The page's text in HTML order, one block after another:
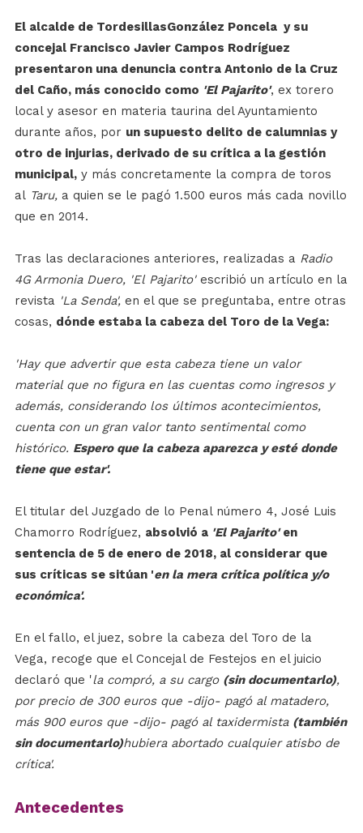
El alcalde de TordesillasGonzález Poncela y su
concejal Francisco Javier Campos Rodríguez
presentaron una denuncia contra Antonio de la Cruz
del Caño, más conocido como 'El Pajarito', ex torero
local y asesor en materia taurina del Ayuntamiento
durante años, por un supuesto delito de calumnias y
otro de injurias, derivado de su crítica a la gestión
municipal,y más concretamente la compra de toros
alTaru, a quien se le pagó 1.500 euros más cada novillo
que en 2014.
Tras las declaraciones anteriores, realizadas a Radio
4G Armonia Duero, 'El Pajarito' escribió un artículo en la
revista 'La Senda', en el que se preguntaba, entre otras
cosas, dónde estaba la cabeza del Toro de la Vega:
'Hay que advertir que esta cabeza tiene un valor
material que no figura en las cuentas como ingresos y
además, considerando los últimos acontecimientos,
cuenta con un gran valor tanto sentimental como
histórico. Espero que la cabeza aparezca y esté donde
tiene que estar'.
El titular del Juzgado de lo Penal número 4, José Luis
Chamorro Rodríguez, absolvió a 'El Pajarito'en
sentencia de 5 de enero de 2018, al considerar que
sus críticas se sitúan 'en la mera crítica política y/o
económica'.
En el fallo, el juez, sobre la cabeza del Toro de la
Vega, recoge que el Concejal de Festejos en el juicio
declaró que 'la compró, a su cargo (sin documentarlo),
por precio de 300 euros que -dijo- pagó al matadero,
más 900 euros que -dijo- pagó al taxidermista (también
sin documentarlo)hubiera abortado cualquier atisbo de
crítica'.
Antecedentes